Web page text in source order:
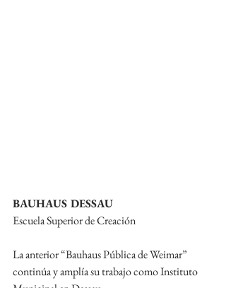
BAUHAUS DESSAU
Escuela Superior de Creación
La anterior “Bauhaus Pública de Weimar”
continúa y amplía su trabajo como Instituto